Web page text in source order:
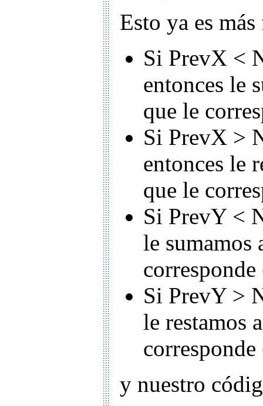
Esto ya es
Si PrevX <
entonces le
que le
Si PrevX >
entonces le
que le
Si PrevY <
le sumamos
Si PrevY >
le restamos
y nuestro